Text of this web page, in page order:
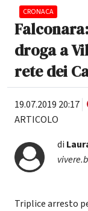
CRONACA
droga a
rete dei
19.07.2019 20:17
ARTICOLO
di
Triplice arresto